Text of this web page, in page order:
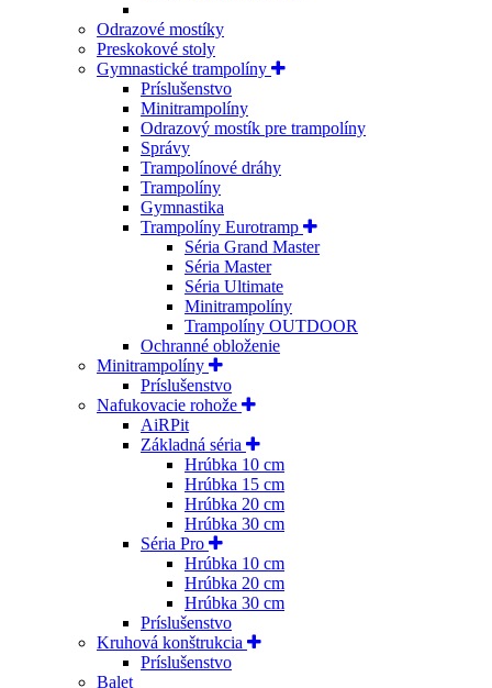
Odrazové mostíky
Preskokové stoly
Gymnastické trampolíny
Príslušenstvo
Minitrampolíny
Odrazový mostík pre trampolíny
Správy
Trampolínové dráhy
Trampolíny
Gymnastika
Trampolíny Eurotramp
Séria Grand Master
Séria Master
Séria Ultimate
Minitrampolíny
Trampolíny OUTDOOR
Ochranné obloženie
Minitrampolíny
Príslušenstvo
Nafukovacie rohože
AiRPit
Základná séria
Hrúbka 10 cm
Hrúbka 15 cm
Hrúbka 20 cm
Hrúbka 30 cm
Séria Pro
Hrúbka 10 cm
Hrúbka 20 cm
Hrúbka 30 cm
Príslušenstvo
Kruhová konštrukcia
Príslušenstvo
Balet